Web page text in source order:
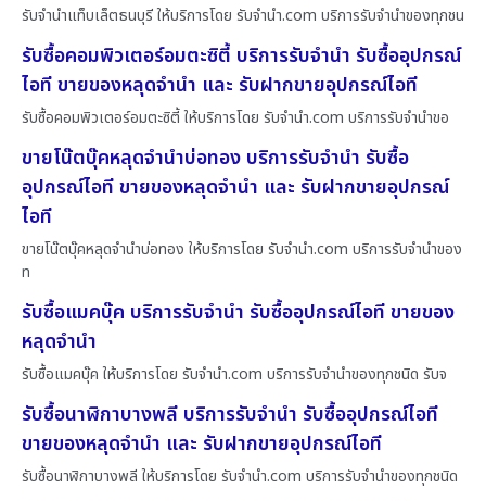
รับจำนำแท็บเล็ตธนบุรี ให้บริการโดย รับจํานํา.com บริการรับจำนำของทุกชน
รับซื้อคอมพิวเตอร์อมตะซิตี้ บริการรับจำนำ รับซื้ออุปกรณ์
ไอที ขายของหลุดจำนำ และ รับฝากขายอุปกรณ์ไอที
รับซื้อคอมพิวเตอร์อมตะซิตี้ ให้บริการโดย รับจํานํา.com บริการรับจำนำขอ
ขายโน๊ตบุ๊คหลุดจำนำบ่อทอง บริการรับจำนำ รับซื้อ
อุปกรณ์ไอที ขายของหลุดจำนำ และ รับฝากขายอุปกรณ์
ไอที
ขายโน๊ตบุ๊คหลุดจำนำบ่อทอง ให้บริการโดย รับจํานํา.com บริการรับจำนำของ
ท
รับซื้อแมคบุ๊ค บริการรับจำนำ รับซื้ออุปกรณ์ไอที ขายของ
หลุดจำนำ
รับซื้อแมคบุ๊ค ให้บริการโดย รับจํานํา.com บริการรับจำนำของทุกชนิด รับจ
รับซื้อนาฬิกาบางพลี บริการรับจำนำ รับซื้ออุปกรณ์ไอที
ขายของหลุดจำนำ และ รับฝากขายอุปกรณ์ไอที
รับซื้อนาฬิกาบางพลี ให้บริการโดย รับจํานํา.com บริการรับจำนำของทุกชนิด